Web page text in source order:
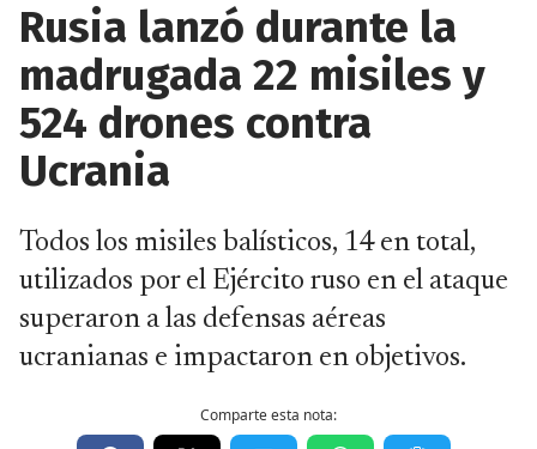
Rusia lanzó durante la
madrugada 22 misiles y
524 drones contra
Ucrania
Todos los misiles balísticos, 14 en total,
utilizados por el Ejército ruso en el ataque
superaron a las defensas aéreas
ucranianas e impactaron en objetivos.
Comparte esta nota: